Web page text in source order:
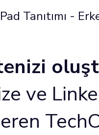
Tanıtımı -
ve